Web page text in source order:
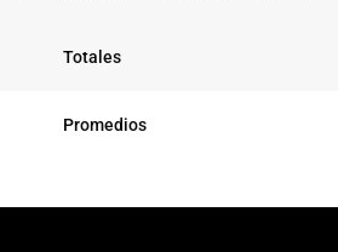
Totales
Promedios